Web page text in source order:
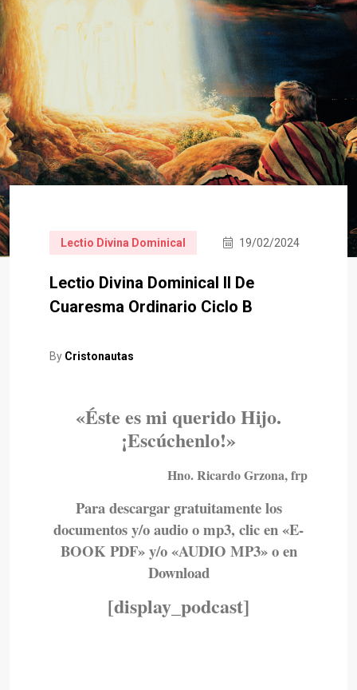
Lectio Divina Dominical 19/02/2024
Lectio Divina Dominical II De
Cuaresma Ordinario Ciclo B
By Cristonautas
«Éste es mi querido Hijo.
¡Escúchenlo!»
Hno. Ricardo Grzona, frp
Para descargar gratuitamente los
documentos y/o audio o mp3, clic en «E-
BOOK PDF» y/o «AUDIO MP3» o en
Download
[display_podcast]